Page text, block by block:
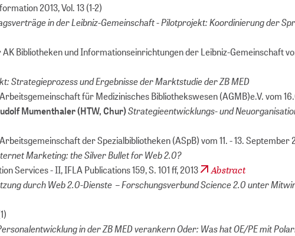
2013, Vol. 13 (1-2)
in der Leibniz-Gemeinschaft - Pilotprojekt: Koordinierung der
Bibliotheken und Informationseinrichtungen der Leibniz-Gemeinschaft
Strategieprozess und Ergebnisse der Marktstudie der ZB MED
für Medizinisches Bibliothekswesen (AGMB)e.V. vom
Mumenthaler (HTW, Chur)Strategieentwicklungs- und
der Spezialbibliotheken (ASpB) vom 11. - 13. September
Marketing: the Silver Bullet for Web 2.0?
Services - II, IFLA Publications 159, S. 101 ff, 2013 Abstract
durch Web 2.0-Dienste – Forschungsverbund Science 2.0 unter
in der ZB MED verankern Oder: Was hat OE/PE mit